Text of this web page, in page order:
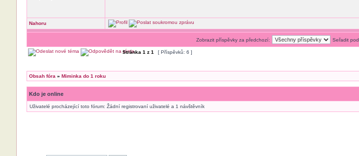
Nahoru
Zobrazit příspěvky za předchozí: Seřadit
Stránka 1 z 1 [ Příspěvků: 6 ]
Obsah fóra » Miminka do 1 roku
Kdo je online
Uživatelé procházející toto fórum: Žádní registrovaní uživatelé a 1 návštěvník